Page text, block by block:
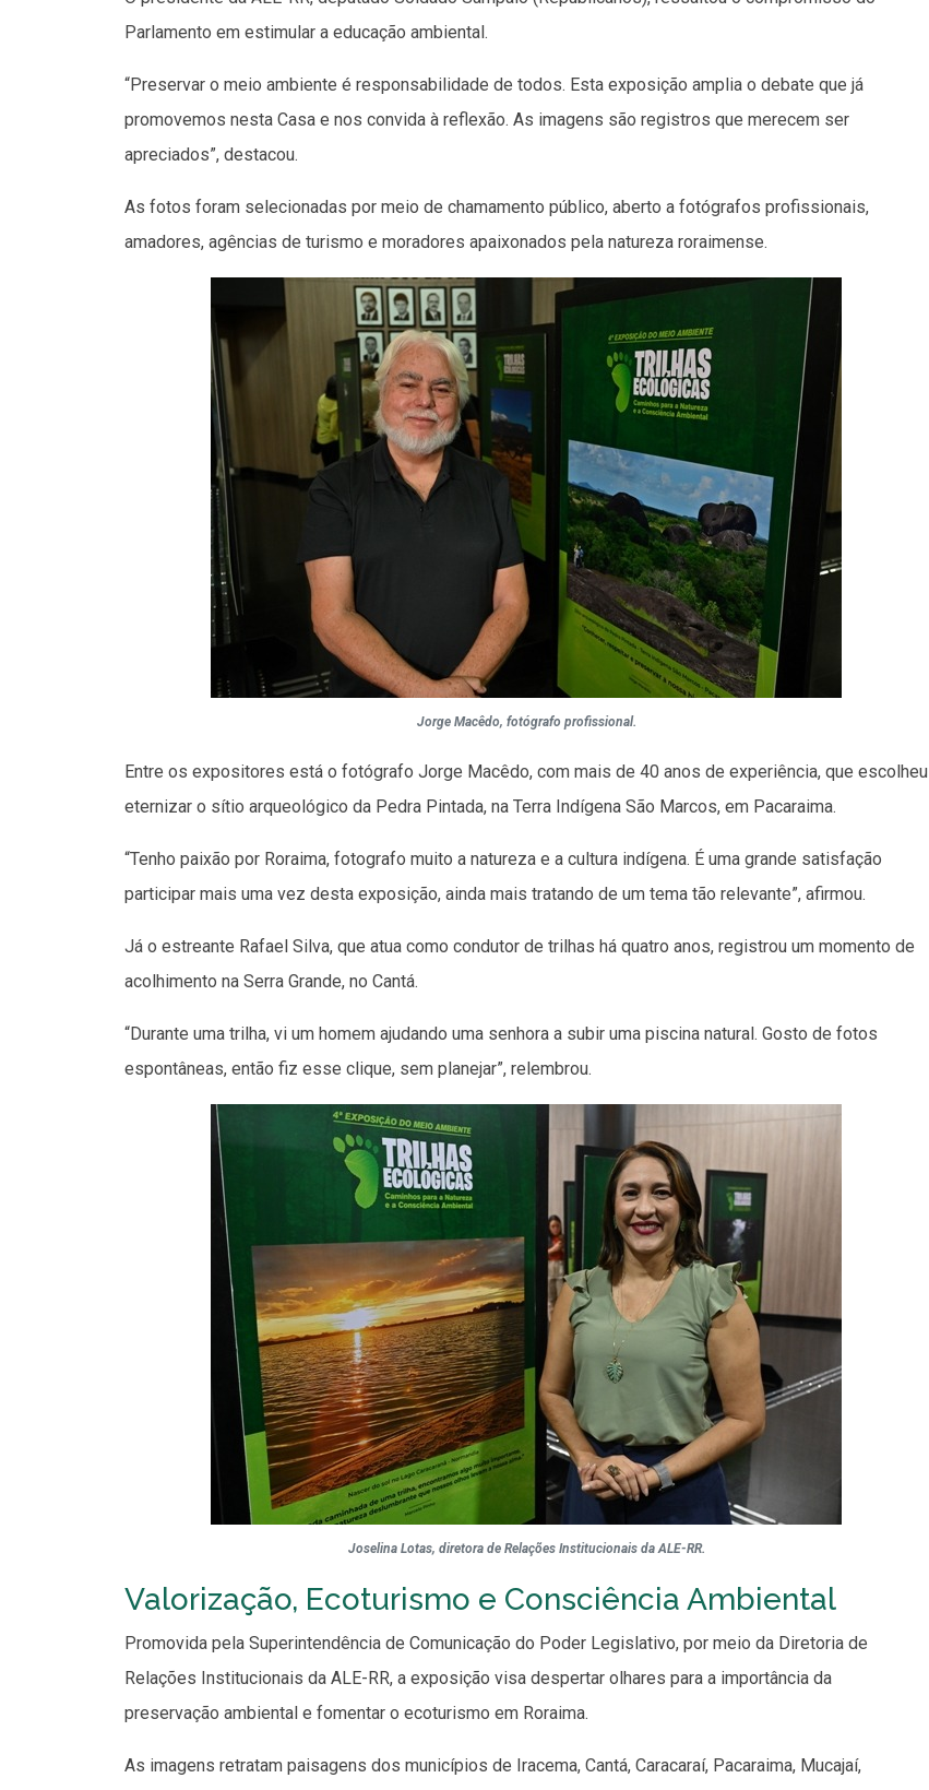
Parlamento em estimular a educação ambiental.
“Preservar o meio ambiente é responsabilidade de todos. Esta exposição amplia o debate que já
promovemos nesta Casa e nos convida à reflexão. As imagens são registros que merecem ser
apreciados”, destacou.
As fotos foram selecionadas por meio de chamamento público, aberto a fotógrafos profissionais,
amadores, agências de turismo e moradores apaixonados pela natureza roraimense.
Jorge Macêdo, fotógrafo profissional.
Entre os expositores está o fotógrafo Jorge Macêdo, com mais de 40 anos de experiência, que escolheu
eternizar o sítio arqueológico da Pedra Pintada, na Terra Indígena São Marcos, em Pacaraima.
“Tenho paixão por Roraima, fotografo muito a natureza e a cultura indígena. É uma grande satisfação
participar mais uma vez desta exposição, ainda mais tratando de um tema tão relevante”, afirmou.
Já o estreante Rafael Silva, que atua como condutor de trilhas há quatro anos, registrou um momento de
acolhimento na Serra Grande, no Cantá.
“Durante uma trilha, vi um homem ajudando uma senhora a subir uma piscina natural. Gosto de fotos
espontâneas, então fiz esse clique, sem planejar”, relembrou.
Joselina Lotas, diretora de Relações Institucionais da ALE-RR.
Valorização, Ecoturismo e Consciência Ambiental
Promovida pela Superintendência de Comunicação do Poder Legislativo, por meio da Diretoria de
Relações Institucionais da ALE-RR, a exposição visa despertar olhares para a importância da
preservação ambiental e fomentar o ecoturismo em Roraima.
As imagens retratam paisagens dos municípios de Iracema, Cantá, Caracaraí, Pacaraima, Mucajaí,